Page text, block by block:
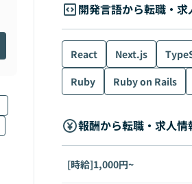
開発言語から転職・求
React Next.js
Ruby
Ruby on Rails
報酬から転職・求人情
[時給]1,000円~